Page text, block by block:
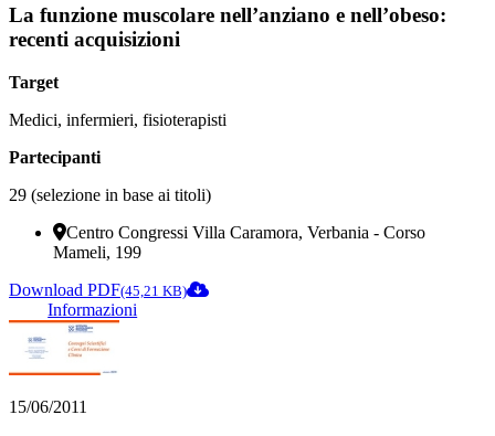
La funzione muscolare nell’anziano e nell’obeso:
recenti acquisizioni
Target
Medici, infermieri, fisioterapisti
Partecipanti
29 (selezione in base ai titoli)
Centro Congressi Villa Caramora, Verbania - Corso
Mameli, 199
Download PDF(45,21 KB)
Informazioni
15/06/2011